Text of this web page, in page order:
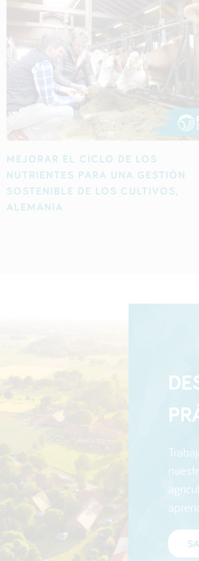
MEJORAR EL CICLO DE LOS
NUTRIENTES PARA UNA GESTIÓN
SOSTENIBLE DE LOS CULTIVOS,
ALEMANIA